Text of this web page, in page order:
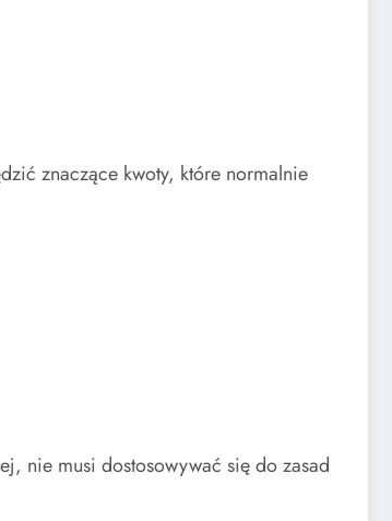
znaczące kwoty, które normalnie
nie musi dostosowywać się do zasad